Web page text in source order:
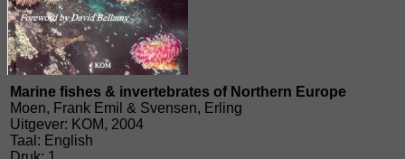
Marine fishes & invertebrates of Northern Europe
Moen, Frank Emil & Svensen, Erling
Uitgever: KOM, 2004
Taal: English